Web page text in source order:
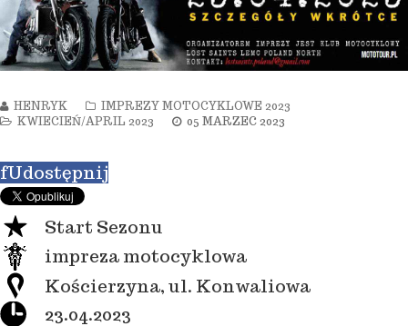
HENRYK
IMPREZY MOTOCYKLOWE 2023
KWIECIEŃ/APRIL 2023
05 MARZEC 2023
fUdostępnij
Start Sezonu
impreza motocyklowa
Kościerzyna, ul. Konwaliowa
23.04.2023